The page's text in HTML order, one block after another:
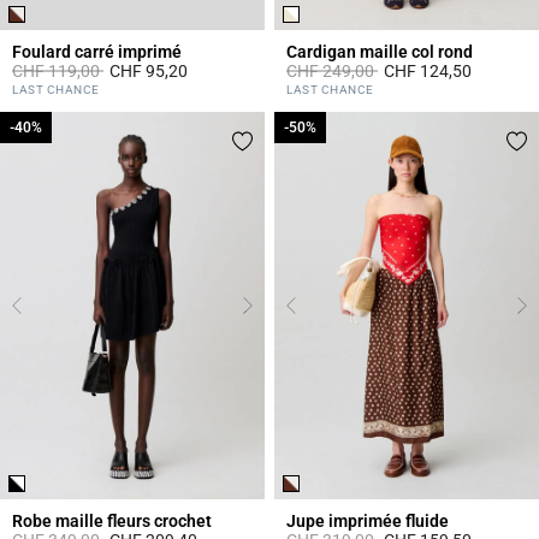
Foulard carré imprimé
Prix réduit à partir de
CHF 119,00àCHF 95,20
4.4 out of 5 Customer Rating
LAST CHANCE
Cardigan maille col rond
Prix réduit à partir de
CHF 249,00àCHF 124,50
4.4 out of 5 Customer Rating
LAST CHANCE
Robe maille fleurs crochet
-40%
-40%
Jupe imprimée fluide
-50%
-50%